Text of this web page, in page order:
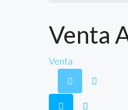
Venta
Venta